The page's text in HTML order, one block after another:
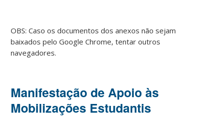
OBS: Caso os documentos dos anexos não sejam
baixados pelo Google Chrome, tentar outros
navegadores.
Manifestação de Apoio às
Mobilizações Estudantis